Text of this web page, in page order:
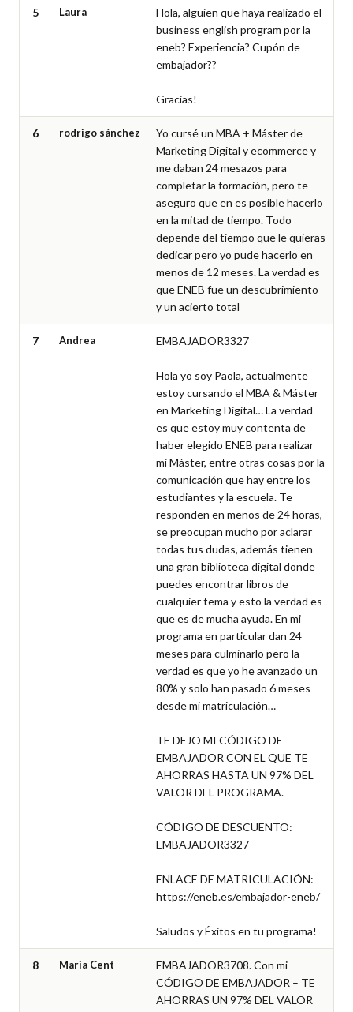
5 Laura
Hola, alguien que haya realizado el
business english program por la
eneb? Experiencia? Cupón de
embajador??
Gracias!
6 rodrigo sánchez
Yo cursé un MBA + Máster de
Marketing Digital y ecommerce y
me daban 24 mesazos para
completar la formación, pero te
aseguro que en es posible hacerlo
en la mitad de tiempo. Todo
depende del tiempo que le quieras
dedicar pero yo pude hacerlo en
menos de 12 meses. La verdad es
que ENEB fue un descubrimiento
y un acierto total
7 Andrea EMBAJADOR3327
Hola yo soy Paola, actualmente
estoy cursando el MBA & Máster
en Marketing Digital… La verdad
es que estoy muy contenta de
haber elegido ENEB para realizar
mi Máster, entre otras cosas por la
comunicación que hay entre los
estudiantes y la escuela. Te
responden en menos de 24 horas,
se preocupan mucho por aclarar
todas tus dudas, además tienen
una gran biblioteca digital donde
puedes encontrar libros de
cualquier tema y esto la verdad es
que es de mucha ayuda. En mi
programa en particular dan 24
meses para culminarlo pero la
verdad es que yo he avanzado un
80% y solo han pasado 6 meses
desde mi matriculación…
TE DEJO MI CÓDIGO DE
EMBAJADOR CON EL QUE TE
AHORRAS HASTA UN 97% DEL
VALOR DEL PROGRAMA.
CÓDIGO DE DESCUENTO:
EMBAJADOR3327
ENLACE DE MATRICULACIÓN:
https://eneb.es/embajador-eneb/
Saludos y Éxitos en tu programa!
8 Maria Cent
EMBAJADOR3708. Con mi
CÓDIGO DE EMBAJADOR – TE
AHORRAS UN 97% DEL VALOR